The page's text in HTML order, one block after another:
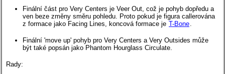
Finální část pro Very Centers je Veer Out, což je pohyb dopředu a
ven beze změny směru pohledu. Proto pokud je figura callerována
z formace jako Facing Lines, koncová formace je T-Bone
Finální 'move up' pohyb pro Very Centers a Very Outsides může
být také popsán jako Phantom Hourglass Circulate.
Rady: